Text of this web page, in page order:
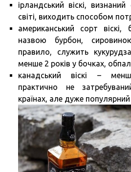
ірландський віскі,
світі, виходить способом
американський сорт віскі,
назвою бурбон,
правило, служить
менше 2 років у бочках,
канадський віскі –
практично не
країнах, але дуже популярний